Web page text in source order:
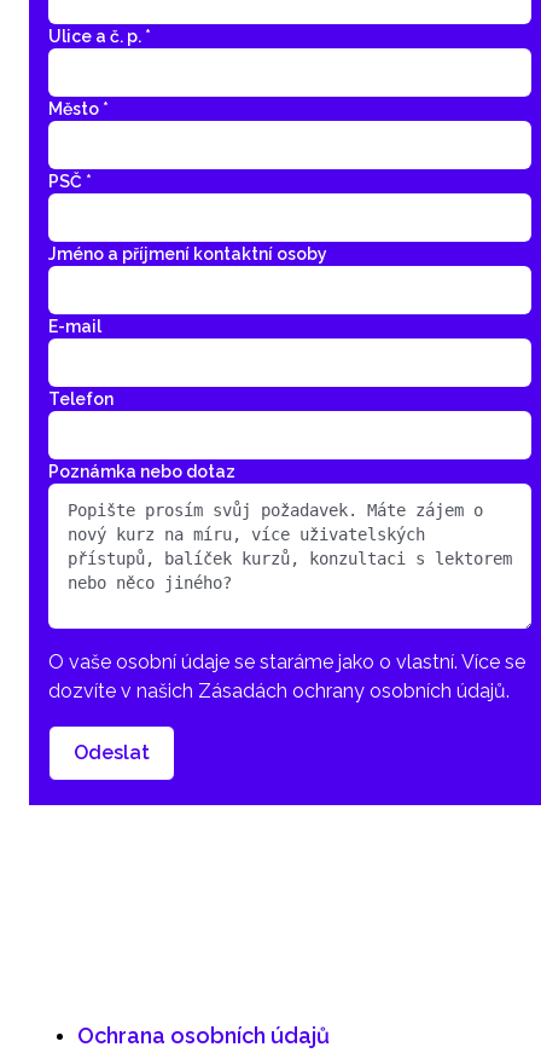
Ulice a č. p. *
Město *
PSČ *
Jméno a příjmení kontaktní osoby
E-mail
Telefon
Poznámka nebo dotaz
O vaše osobní údaje se staráme jako o vlastní. Více se
dozvíte v našich Zásadách ochrany osobních údajů.
Odeslat
Ochrana osobních údajů